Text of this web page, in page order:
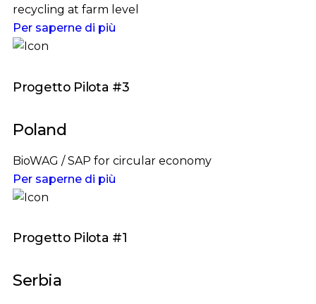
recycling at farm level
Per saperne di più
Progetto Pilota #3
Poland
BioWAG / SAP for circular economy
Per saperne di più
Progetto Pilota #1
Serbia